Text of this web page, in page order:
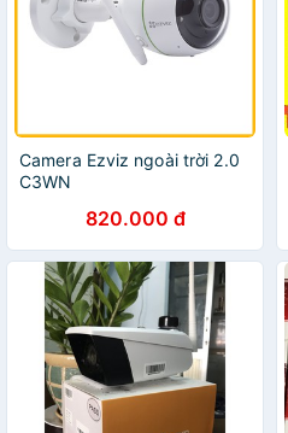
Camera Ezviz ngoài trời 2.0
C3WN
820.000 đ